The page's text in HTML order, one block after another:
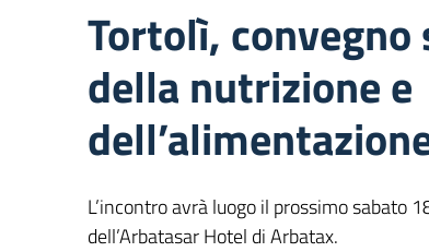
Tortolì,
della nutrizione e
L’incontro avrà luogo il prossimo sabato
dell’Arbatasar Hotel di Arbatax.